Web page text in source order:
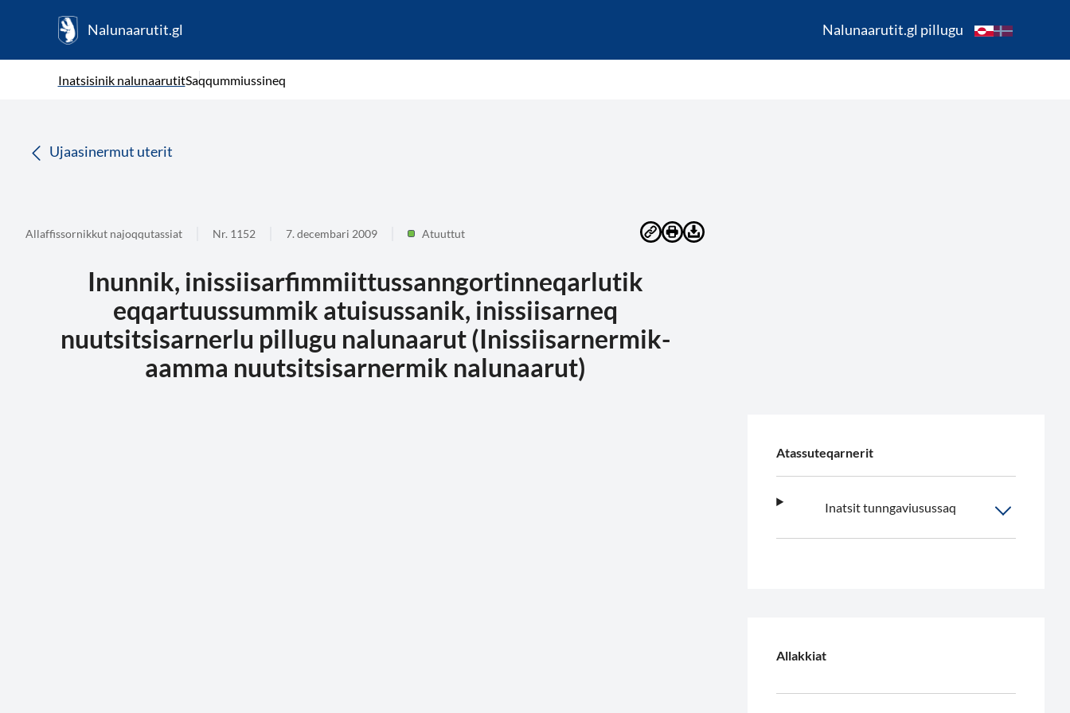
Nalunaarutit.gl Nalunaarutit.gl pillugu
Inatsisinik nalunaarutitSaqqummiussineq
Ujaasinermut uterit
Allaffissornikkut najoqqutassiat Nr. 1152 7. decembari 2009 Atuuttut
Inunnik, inissiisarfimmiittussanngortinneqarlutik
eqqartuussummik atuisussanik, inissiisarneq
nuutsitsisarnerlu pillugu nalunaarut (Inissiisarnermik-
aamma nuutsitsisarnermik nalunaarut)
Atassuteqarnerit
Inatsit tunngaviusussaq
Allakkiat